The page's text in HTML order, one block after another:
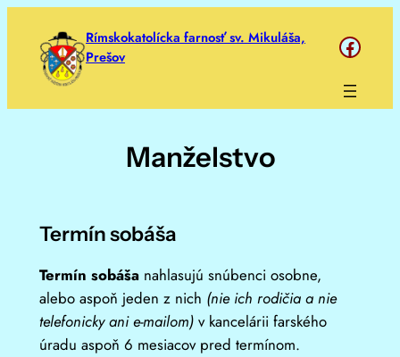
obsah
Rímskokatolícka farnosť sv. Mikuláša,
Prešov
https://
Manželstvo
Termín sobáša
Termín sobášanahlasujú snúbenci osobne,
alebo aspoň jeden z nich (nie ich rodičia a nie
telefonicky ani e-mailom) v kancelárii farského
úradu aspoň 6 mesiacov pred termínom.